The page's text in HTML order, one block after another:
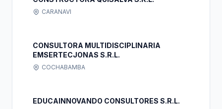
CARANAVI
CONSULTORA MULTIDISCIPLINARIA
EMSERTECJONAS S.R.L.
COCHABAMBA
EDUCAINNOVANDO CONSULTORES S.R.L.